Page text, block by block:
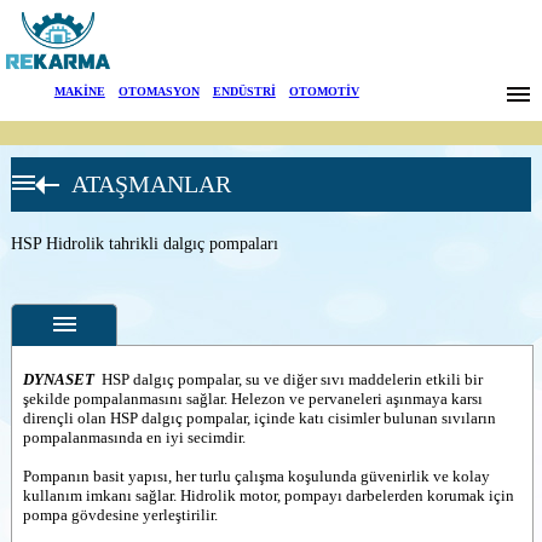
MAKİNE| OTOMASYON| ENDÜSTRİ| OTOMOTİV
English
ATAŞMANLAR
DYNASET
HİDROLİK
ATAŞMANLAR
HG_Hidrolik
tahrikli
HWG Hidrolik
tahrikli kaynak
makinesi
HMG Hidrolik
jeneratorler
HMAG Hidrolik
mıknatıs
HSP Hidrolik tahrikli dalgıç pompaları
Özellikler
--Genel
Ürün
DYNASETHSP dalgıç pompalar, su ve diğer sıvı maddelerin etkili bir
şekilde pompalanmasını sağlar. Helezon ve pervaneleri aşınmaya karsı
dirençli olan HSP dalgıç pompalar, içinde katı cisimler bulunan sıvıların
pompalanmasında en iyi secimdir.
Pompanın basit yapısı, her turlu çalışma koşulunda güvenirlik ve kolay
kullanım imkanı sağlar. Hidrolik motor, pompayı darbelerden korumak için
pompa gövdesine yerleştirilir.